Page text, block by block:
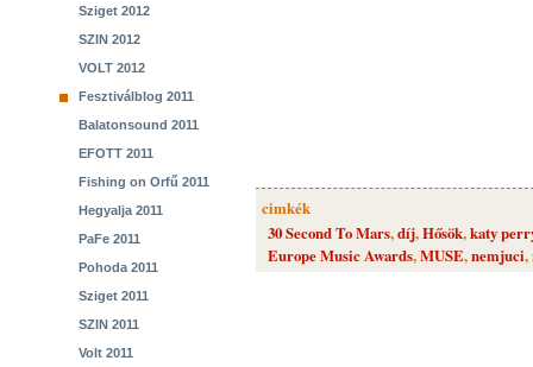
Sziget 2012
SZIN 2012
VOLT 2012
Fesztiválblog 2011
Balatonsound 2011
EFOTT 2011
Fishing on Orfű 2011
Hegyalja 2011
PaFe 2011
Pohoda 2011
Sziget 2011
SZIN 2011
Volt 2011
cimkék
30 Second To Mars,díj,Hősök,katy
Europe Music Awards,MUSE,nemjuci,